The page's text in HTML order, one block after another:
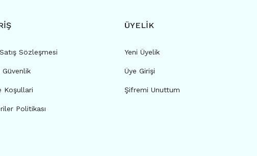
Sözleşmesi
Koşullari
Politikası
ÜYELİK
Yeni Üyelik
Üye Girişi
Şifremi Unuttum